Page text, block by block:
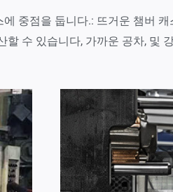
중점을 둡니다.: 뜨거운 챔버
할 수 있습니다, 가까운 공차, 및